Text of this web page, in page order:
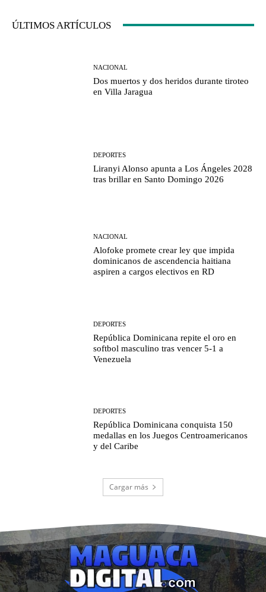
ÚLTIMOS ARTÍCULOS
NACIONAL
Dos muertos y dos heridos durante tiroteo
en Villa Jaragua
DEPORTES
Liranyi Alonso apunta a Los Ángeles 2028
tras brillar en Santo Domingo 2026
NACIONAL
Alofoke promete crear ley que impida
dominicanos de ascendencia haitiana
aspiren a cargos electivos en RD
DEPORTES
República Dominicana repite el oro en
softbol masculino tras vencer 5-1 a
Venezuela
DEPORTES
República Dominicana conquista 150
medallas en los Juegos Centroamericanos
y del Caribe
Cargar más